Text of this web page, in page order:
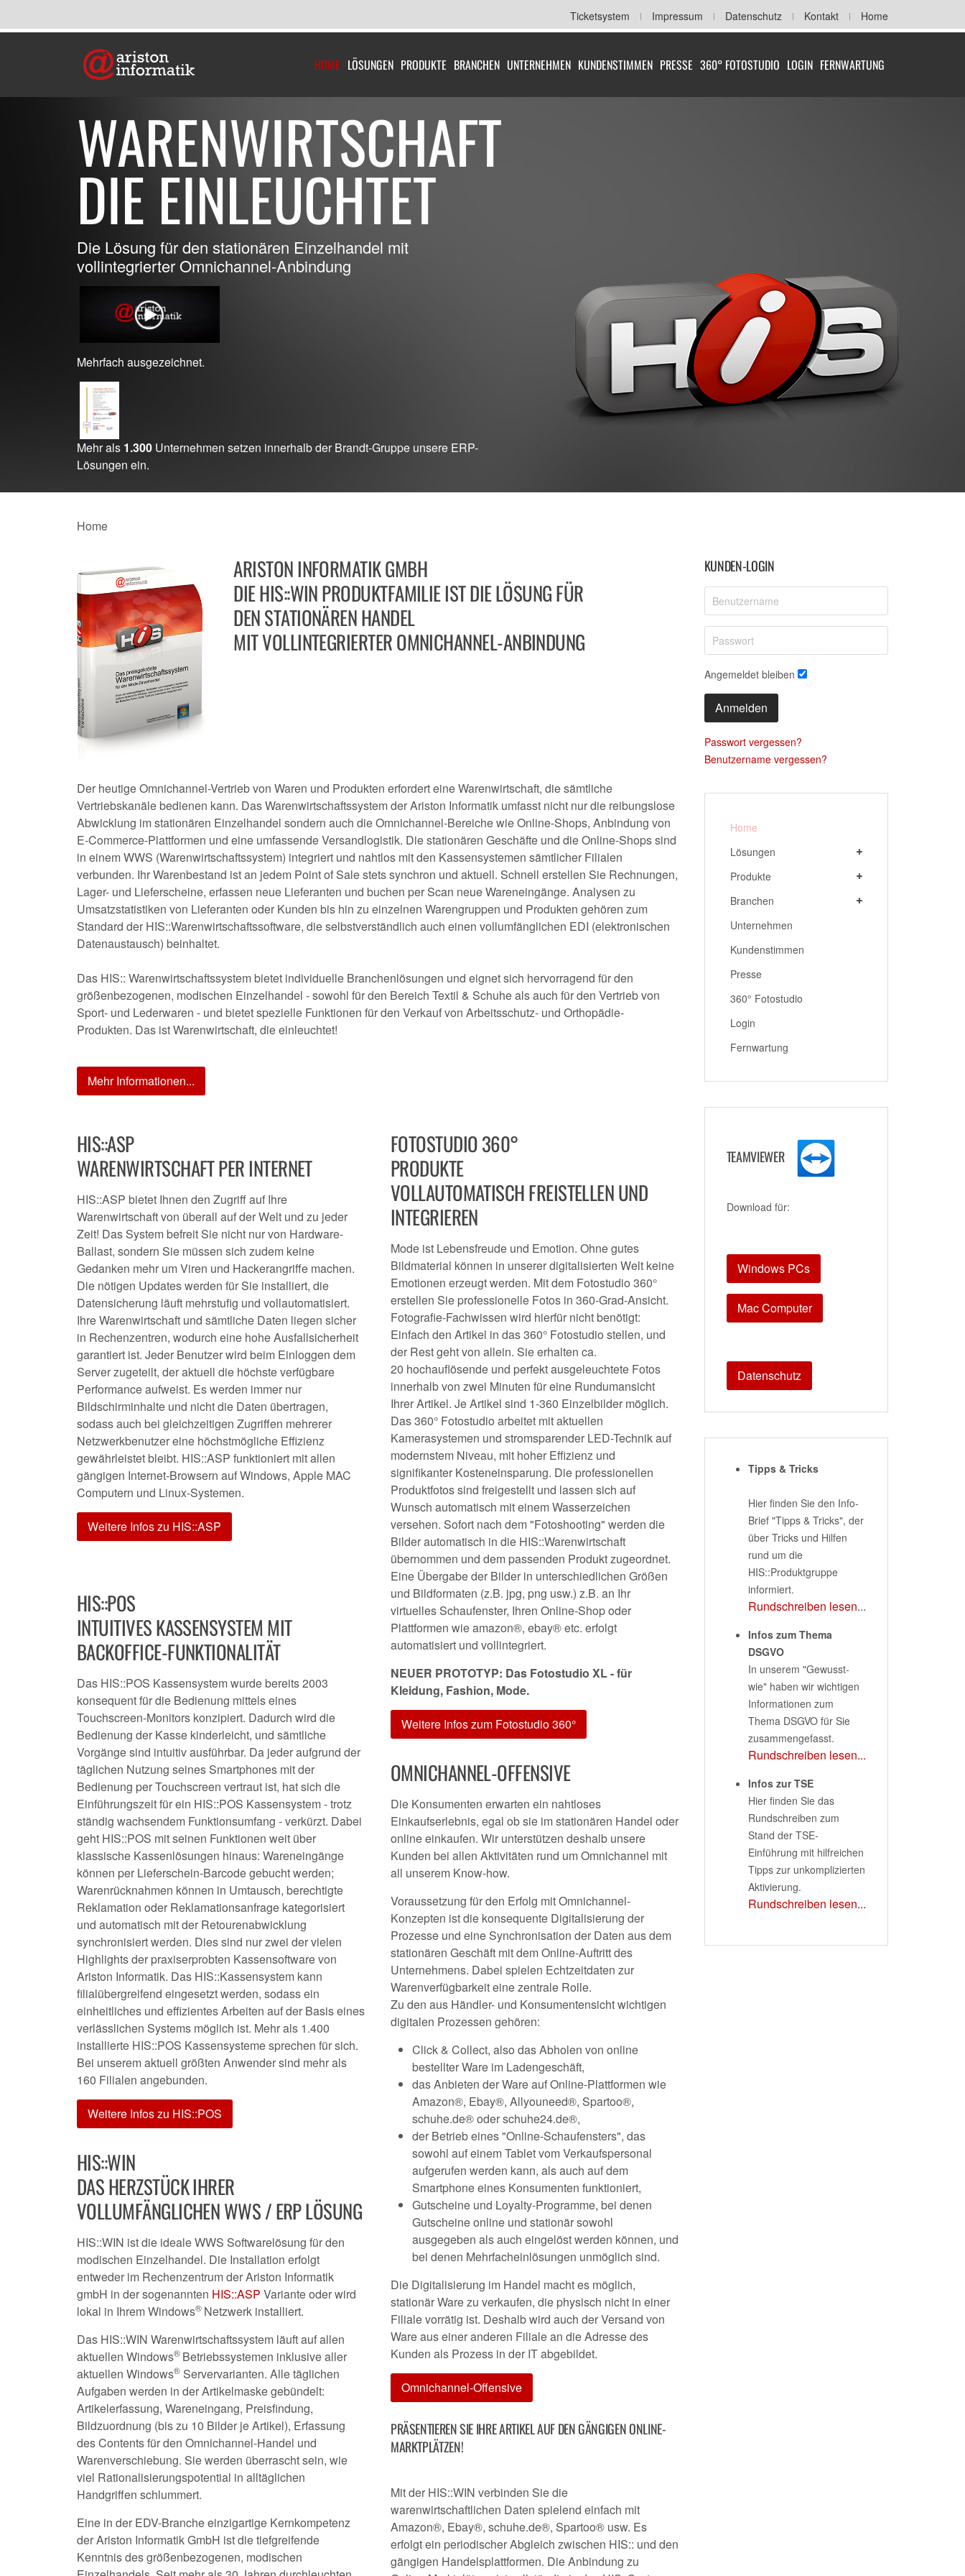
Ticketsystem Impressum Datenschutz Kontakt Home
HOME LÖSUNGEN PRODUKTE BRANCHEN UNTERNEHMEN KUNDENSTIMMEN PRESSE 360° FOTOSTUDIO LOGIN FERNWARTUNG
WARENWIRTSCHAFT
DIE EINLEUCHTET
Die Lösung für den stationären Einzelhandel mit
vollintegrierter Omnichannel-Anbindung
Mehrfach ausgezeichnet.
Mehr als 1.300 Unternehmen setzen innerhalb der Brandt-Gruppe unsere ERP-
Lösungen ein.
Home
ARISTON INFORMATIK GMBH
DIE HIS::WIN PRODUKTFAMILIE IST DIE LÖSUNG FÜR
DEN STATIONÄREN HANDEL
MIT VOLLINTEGRIERTER OMNICHANNEL-ANBINDUNG
Der heutige Omnichannel-Vertrieb von Waren und Produkten erfordert eine Warenwirtschaft, die sämtliche
Vertriebskanäle bedienen kann. Das Warenwirtschaftssystem der Ariston Informatik umfasst nicht nur die reibungslose
Abwicklung im stationären Einzelhandel sondern auch die Omnichannel-Bereiche wie Online-Shops, Anbindung von
E-Commerce-Plattformen und eine umfassende Versandlogistik. Die stationären Geschäfte und die Online-Shops sind
in einem WWS (Warenwirtschaftssystem) integriert und nahtlos mit den Kassensystemen sämtlicher Filialen
verbunden. Ihr Warenbestand ist an jedem Point of Sale stets synchron und aktuell. Schnell erstellen Sie Rechnungen,
Lager- und Lieferscheine, erfassen neue Lieferanten und buchen per Scan neue Wareneingänge. Analysen zu
Umsatzstatistiken von Lieferanten oder Kunden bis hin zu einzelnen Warengruppen und Produkten gehören zum
Standard der HIS::Warenwirtschaftssoftware, die selbstverständlich auch einen vollumfänglichen EDI (elektronischen
Datenaustausch) beinhaltet.
Das HIS:: Warenwirtschaftssystem bietet individuelle Branchenlösungen und eignet sich hervorragend für den
größenbezogenen, modischen Einzelhandel - sowohl für den Bereich Textil & Schuhe als auch für den Vertrieb von
Sport- und Lederwaren - und bietet spezielle Funktionen für den Verkauf von Arbeitsschutz- und Orthopädie-
Produkten. Das ist Warenwirtschaft, die einleuchtet!
Mehr Informationen...
HIS::ASP
WARENWIRTSCHAFT PER INTERNET
HIS::ASP bietet Ihnen den Zugriff auf Ihre
Warenwirtschaft von überall auf der Welt und zu jeder
Zeit! Das System befreit Sie nicht nur von Hardware-
Ballast, sondern Sie müssen sich zudem keine
Gedanken mehr um Viren und Hackerangriffe machen.
Die nötigen Updates werden für Sie installiert, die
Datensicherung läuft mehrstufig und vollautomatisiert.
Ihre Warenwirtschaft und sämtliche Daten liegen sicher
in Rechenzentren, wodurch eine hohe Ausfallsicherheit
garantiert ist. Jeder Benutzer wird beim Einloggen dem
Server zugeteilt, der aktuell die höchste verfügbare
Performance aufweist. Es werden immer nur
Bildschirminhalte und nicht die Daten übertragen,
sodass auch bei gleichzeitigen Zugriffen mehrerer
Netzwerkbenutzer eine höchstmögliche Effizienz
gewährleistet bleibt. HIS::ASP funktioniert mit allen
gängigen Internet-Browsern auf Windows, Apple MAC
Computern und Linux-Systemen.
Weitere Infos zu HIS::ASP
HIS::POS
INTUITIVES KASSENSYSTEM MIT
BACKOFFICE-FUNKTIONALITÄT
Das HIS::POS Kassensystem wurde bereits 2003
konsequent für die Bedienung mittels eines
Touchscreen-Monitors konzipiert. Dadurch wird die
Bedienung der Kasse kinderleicht, und sämtliche
Vorgänge sind intuitiv ausführbar. Da jeder aufgrund der
täglichen Nutzung seines Smartphones mit der
Bedienung per Touchscreen vertraut ist, hat sich die
Einführungszeit für ein HIS::POS Kassensystem - trotz
ständig wachsendem Funktionsumfang - verkürzt. Dabei
geht HIS::POS mit seinen Funktionen weit über
klassische Kassenlösungen hinaus: Wareneingänge
können per Lieferschein-Barcode gebucht werden;
Warenrücknahmen können in Umtausch, berechtigte
Reklamation oder Reklamationsanfrage kategorisiert
und automatisch mit der Retourenabwicklung
synchronisiert werden. Dies sind nur zwei der vielen
Highlights der praxiserprobten Kassensoftware von
Ariston Informatik. Das HIS::Kassensystem kann
filialübergreifend eingesetzt werden, sodass ein
einheitliches und effizientes Arbeiten auf der Basis eines
verlässlichen Systems möglich ist. Mehr als 1.400
installierte HIS::POS Kassensysteme sprechen für sich.
Bei unserem aktuell größten Anwender sind mehr als
160 Filialen angebunden.
Weitere Infos zu HIS::POS
HIS::WIN
DAS HERZSTÜCK IHRER
VOLLUMFÄNGLICHEN WWS / ERP LÖSUNG
HIS::WIN ist die ideale WWS Softwarelösung für den
modischen Einzelhandel. Die Installation erfolgt
entweder im Rechenzentrum der Ariston Informatik
gmbH in der sogenannten HIS::ASP Variante oder wird
lokal in Ihrem Windows® Netzwerk installiert.
Das HIS::WIN Warenwirtschaftssystem läuft auf allen
aktuellen Windows® Betriebssystemen inklusive aller
aktuellen Windows® Servervarianten. Alle täglichen
Aufgaben werden in der Artikelmaske gebündelt:
Artikelerfassung, Wareneingang, Preisfindung,
Bildzuordnung (bis zu 10 Bilder je Artikel), Erfassung
des Contents für den Omnichannel-Handel und
Warenverschiebung. Sie werden überrascht sein, wie
viel Rationalisierungspotential in alltäglichen
Handgriffen schlummert.
Eine in der EDV-Branche einzigartige Kernkompetenz
der Ariston Informatik GmbH ist die tiefgreifende
Kenntnis des größenbezogenen, modischen
FOTOSTUDIO 360°
PRODUKTE
VOLLAUTOMATISCH FREISTELLEN UND
INTEGRIEREN
Mode ist Lebensfreude und Emotion. Ohne gutes
Bildmaterial können in unserer digitalisierten Welt keine
Emotionen erzeugt werden. Mit dem Fotostudio 360°
erstellen Sie professionelle Fotos in 360-Grad-Ansicht.
Fotografie-Fachwissen wird hierfür nicht benötigt:
Einfach den Artikel in das 360° Fotostudio stellen, und
der Rest geht von allein. Sie erhalten ca.
20 hochauflösende und perfekt ausgeleuchtete Fotos
innerhalb von zwei Minuten für eine Rundumansicht
Ihrer Artikel. Je Artikel sind 1-360 Einzelbilder möglich.
Das 360° Fotostudio arbeitet mit aktuellen
Kamerasystemen und stromsparender LED-Technik auf
modernstem Niveau, mit hoher Effizienz und
signifikanter Kosteneinsparung. Die professionellen
Produktfotos sind freigestellt und lassen sich auf
Wunsch automatisch mit einem Wasserzeichen
versehen. Sofort nach dem "Fotoshooting" werden die
Bilder automatisch in die HIS::Warenwirtschaft
übernommen und dem passenden Produkt zugeordnet.
Eine Übergabe der Bilder in unterschiedlichen Größen
und Bildformaten (z.B. jpg, png usw.) z.B. an Ihr
virtuelles Schaufenster, Ihren Online-Shop oder
Plattformen wie amazon®, ebay® etc. erfolgt
automatisiert und vollintegriert.
NEUER PROTOTYP: Das Fotostudio XL - für
Kleidung, Fashion, Mode.
Weitere Infos zum Fotostudio 360°
OMNICHANNEL-OFFENSIVE
Die Konsumenten erwarten ein nahtloses
Einkaufserlebnis, egal ob sie im stationären Handel oder
online einkaufen. Wir unterstützen deshalb unsere
Kunden bei allen Aktivitäten rund um Omnichannel mit
all unserem Know-how.
Voraussetzung für den Erfolg mit Omnichannel-
Konzepten ist die konsequente Digitalisierung der
Prozesse und eine Synchronisation der Daten aus dem
stationären Geschäft mit dem Online-Auftritt des
Unternehmens. Dabei spielen Echtzeitdaten zur
Warenverfügbarkeit eine zentrale Rolle.
Zu den aus Händler- und Konsumentensicht wichtigen
digitalen Prozessen gehören:
Click & Collect, also das Abholen von online
bestellter Ware im Ladengeschäft,
das Anbieten der Ware auf Online-Plattformen wie
Amazon®, Ebay®, Allyouneed®, Spartoo®,
schuhe.de® oder schuhe24.de®,
der Betrieb eines "Online-Schaufensters", das
sowohl auf einem Tablet vom Verkaufspersonal
aufgerufen werden kann, als auch auf dem
Smartphone eines Konsumenten funktioniert,
Gutscheine und Loyalty-Programme, bei denen
Gutscheine online und stationär sowohl
ausgegeben als auch eingelöst werden können, und
bei denen Mehrfacheinlösungen unmöglich sind.
Die Digitalisierung im Handel macht es möglich,
stationär Ware zu verkaufen, die physisch nicht in einer
Filiale vorrätig ist. Deshalb wird auch der Versand von
Ware aus einer anderen Filiale an die Adresse des
Kunden als Prozess in der IT abgebildet.
Omnichannel-Offensive
PRÄSENTIEREN SIE IHRE ARTIKEL AUF DEN GÄNGIGEN ONLINE-
MARKTPLÄTZEN!
Mit der HIS::WIN verbinden Sie die
warenwirtschaftlichen Daten spielend einfach mit
Amazon®, Ebay®, schuhe.de®, Spartoo® usw. Es
erfolgt ein periodischer Abgleich zwischen HIS:: und den
gängigen Handelsplattformen. Die Anbindung zu
KUNDEN-LOGIN
Angemeldet bleiben
Anmelden
Passwort vergessen?
Benutzername vergessen?
Home
Lösungen
Produkte
Branchen
Unternehmen
Kundenstimmen
Presse
360° Fotostudio
Login
Fernwartung
TEAMVIEWER
Download für:
Windows PCs
Mac Computer
Datenschutz
Tipps & Tricks
Hier finden Sie den Info-
Brief "Tipps & Tricks", der
über Tricks und Hilfen
rund um die
HIS::Produktgruppe
informiert.
Rundschreiben lesen...
Infos zum Thema
DSGVO
In unserem "Gewusst-
wie" haben wir wichtigen
Informationen zum
Thema DSGVO für Sie
zusammengefasst.
Rundschreiben lesen...
Infos zur TSE
Hier finden Sie das
Rundschreiben zum
Stand der TSE-
Einführung mit hilfreichen
Tipps zur unkomplizierten
Aktivierung.
Rundschreiben lesen...